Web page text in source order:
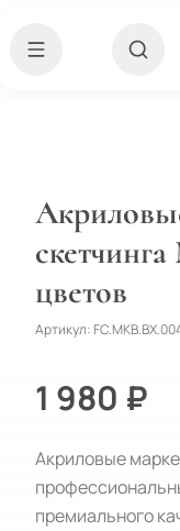
цветов
Артикул:
1 980 ₽
Акриловые
премиального